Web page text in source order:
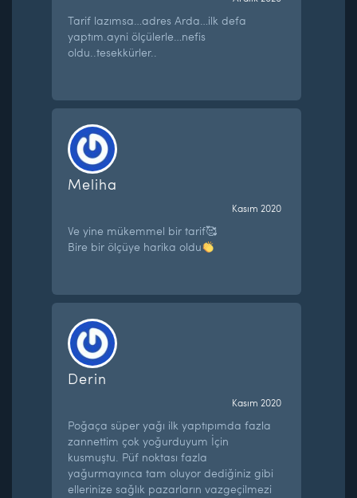
Tarif lazımsa…adres Arda…ilk defa
yaptım.ayni ölçülerle…nefis
oldu..tesekkürler..
Meliha
Kasım 2020
Ve yine mükemmel bir tarif🥰
Bire bir ölçüye harika oldu
Derin
Kasım 2020
Poğaça süper yağı ilk yaptıpımda fazla
zannettim çok yoğurduyum İçin
kusmuştu. Püf noktası fazla
yağurmayınca tam oluyor dediğiniz gibi
ellerinize sağlık pazarların vazgeçilmezi